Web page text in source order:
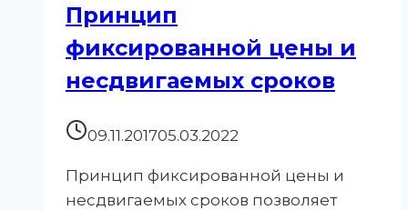
Принцип
фиксированной цены и
несдвигаемых сроков
09.11.201705.03.2022
Принцип фиксированной цены и
несдвигаемых сроков позволяет